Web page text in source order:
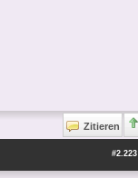
Zitieren
#2.223